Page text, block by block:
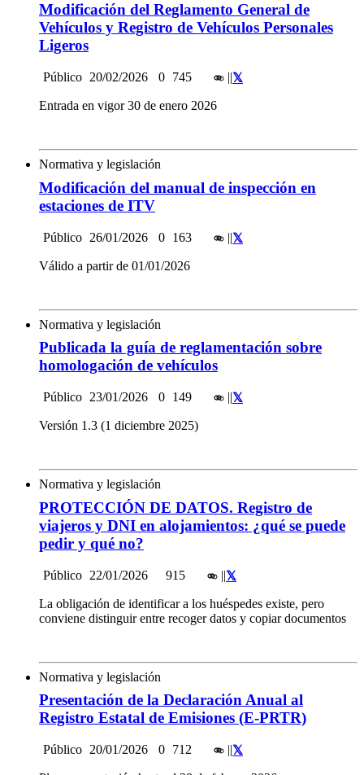
Modificación del Reglamento General de
Vehículos y Registro de Vehículos Personales
Ligeros
Público 20/02/2026 0 745 ||
Entrada en vigor 30 de enero 2026
Normativa y legislación
Modificación del manual de inspección en
estaciones de ITV
Público 26/01/2026 0 163 ||
Válido a partir de 01/01/2026
Normativa y legislación
Publicada la guía de reglamentación sobre
homologación de vehículos
Público 23/01/2026 0 149 ||
Versión 1.3 (1 diciembre 2025)
Normativa y legislación
PROTECCIÓN DE DATOS. Registro de
viajeros y DNI en alojamientos: ¿qué se puede
pedir y qué no?
Público 22/01/2026 915 ||
La obligación de identificar a los huéspedes existe, pero
conviene distinguir entre recoger datos y copiar documentos
Normativa y legislación
Presentación de la Declaración Anual al
Registro Estatal de Emisiones (E-PRTR)
Público 20/01/2026 0 712 ||